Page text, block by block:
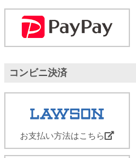
コンビニ決済
お支払い方法はこちら